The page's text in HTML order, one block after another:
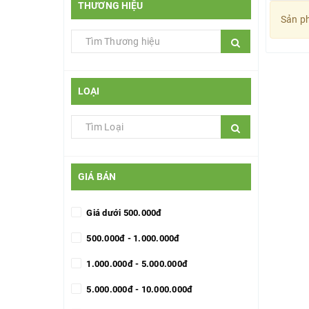
THƯƠNG HIỆU
LOẠI
GIÁ BÁN
Giá dưới 500.000đ
500.000đ - 1.000.000đ
1.000.000đ - 5.000.000đ
5.000.000đ - 10.000.000đ
Sản